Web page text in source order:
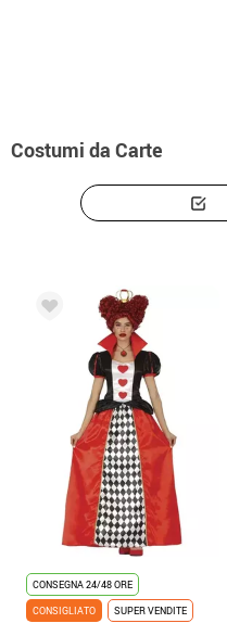
Costumi da Carte
CONSEGNA 24/48 ORE
CONSIGLIATO
SUPER VENDITE